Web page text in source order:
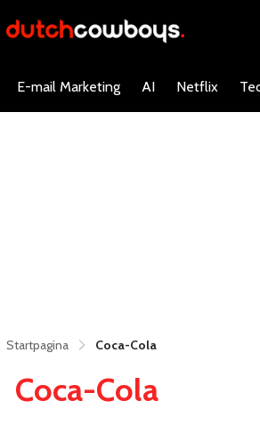
E-mail Marketing AI Netflix
Startpagina Coca-Cola
Coca-Cola